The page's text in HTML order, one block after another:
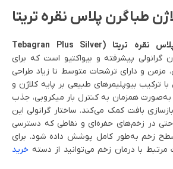
طباگرن پلاس نقره تریتا
پودر کلاژن طباگرن پلاس نقره تریتا (Tebagran Plus Silver
گرانولی پیشرفته و بیواکتیو است که برای
مزمن و دارای ترشحات متوسط تا زیاد طراحی
بیوپلیمرهای طبیعی بر پایه کلاژن و
به‌صورت همزمان به کنترل بار میکروبی، جذب
بافت کمک می‌کند. ساختار گرانولی این
در زخم‌های حفره‌ای و نقاطی که دسترسی
زخم به‌طور کامل پوشش داده شود. برای
با درمان زخم می‌توانید از دسته خرید